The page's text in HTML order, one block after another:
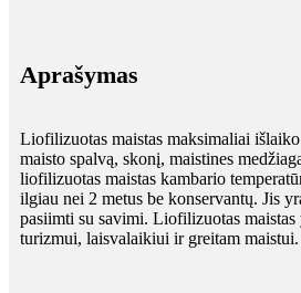
Aprašymas
Liofilizuotas maistas maksimaliai
maisto spalvą, skonį, maistines
liofilizuotas maistas kambario
ilgiau nei 2 metus be konservantų. Jis
pasiimti su savimi. Liofilizuotas
turizmui, laisvalaikiui ir greitam maistui.